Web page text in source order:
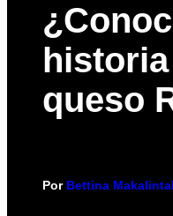
queso
Por Bettina Makalintal